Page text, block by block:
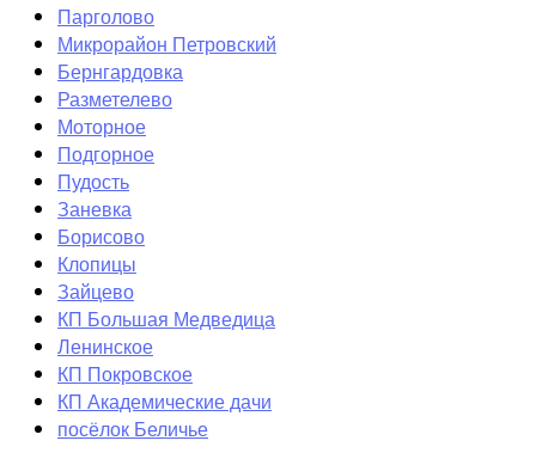
Парголово
Микрорайон Петровский
Бернгардовка
Разметелево
Моторное
Подгорное
Пудость
Заневка
Борисово
Клопицы
Зайцево
КП Большая Медведица
Ленинское
КП Покровское
КП Академические дачи
посёлок Беличье